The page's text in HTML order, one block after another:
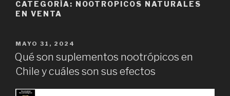
CATEGORÍA: NOOTROPICOS NATURALES
EN VENTA
POSTED
ON
MAYO 31, 2024
Qué son suplementos nootrópicos en
Chile y cuáles son sus efectos